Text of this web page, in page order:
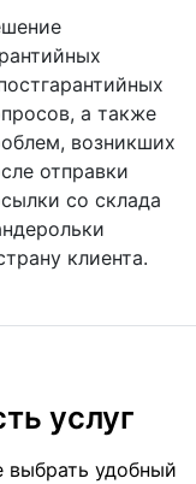
а также
возникших
отправки
со склада
клиента.
услуг
выбрать удобный